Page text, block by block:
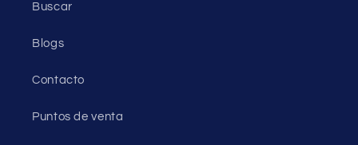
Buscar
Blogs
Contacto
Puntos de venta